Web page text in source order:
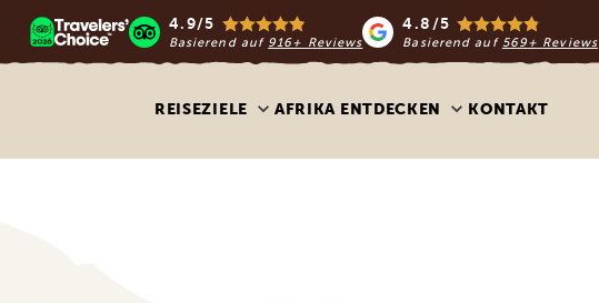
4.9/5
Basierend auf 916+ Reviews
4.8/5
Basierend auf 569+ Reviews
REISEZIELE AFRIKA ENTDECKEN KONTAKT